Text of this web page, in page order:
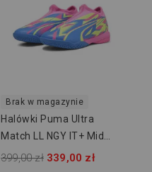
Brak w magazynie
Halówki Puma Ultra
Match LL NGY IT+ Mid
JUNIOR 107557 01
399,00 zł 339,00 zł